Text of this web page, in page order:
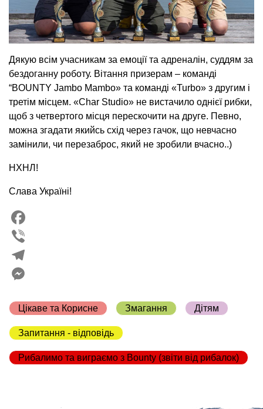
Дякую всім учасникам за емоції та адреналін, суддям за
бездоганну роботу. Вітання призерам – команді
“BOUNTY Jambo Mambo» та команді «Turbo» з другим і
третім місцем. «Char Studio» не вистачило однієї рибки,
щоб з четвертого місця перескочити на друге. Певно,
можна згадати якийсь схід через гачок, що невчасно
замінили, чи перезаброс, який не зробили вчасно..)
НХНЛ!
Слава Україні!
Facebook
Viber
Telegram
Цікаве та Корисне
Змагання Дітям
Запитання - відповідь
Рибалимо та виграємо з Bounty (звіти від рибалок)